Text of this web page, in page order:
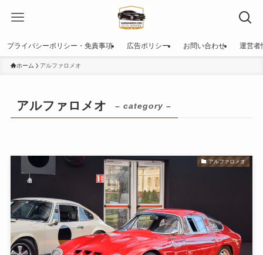
プライバシーポリシー・免責事項 広告ポリシー お問い合わせ 運営者
ホーム アルファロメオ
アルファロメオ – category –
アルファロメオ